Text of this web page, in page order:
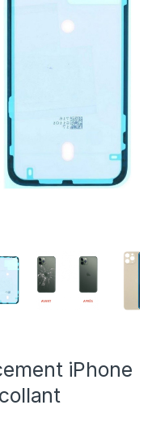
iPhone